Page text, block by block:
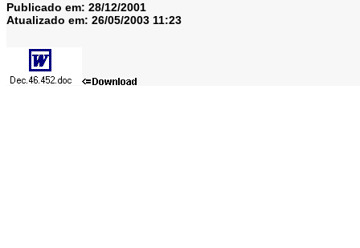
Publicado em: 28/12/2001
Atualizado em: 26/05/2003 11:23